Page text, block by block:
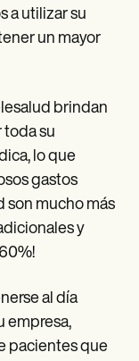
a utilizar su
un mayor
brindan
toda su
lo que
gastos
son mucho más
y
al día
empresa,
pacientes que